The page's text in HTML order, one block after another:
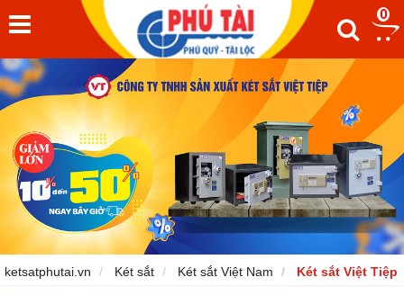
0
ketsatphutai.vn Két sắt Két sắt Việt Nam Két sắt Việt Tiệp